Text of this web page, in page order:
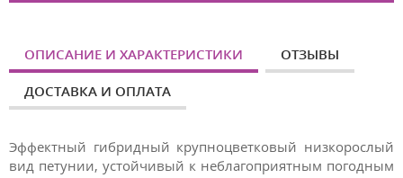
ОПИСАНИЕ И ХАРАКТЕРИСТИКИ ОТЗЫВЫ
ДОСТАВКА И ОПЛАТА
Эффектный гибридный крупноцветковый низкорослый
вид петунии, устойчивый к неблагоприятным погодным